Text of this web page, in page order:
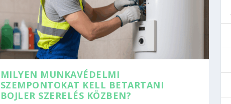
MILYEN MUNKAVÉDELMI
SZEMPONTOKAT KELL BETARTANI
BOJLER SZERELÉS KÖZBEN?